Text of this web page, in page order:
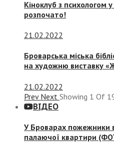
Кіноклуб з психологом
розпочато!
21.02.2022
Броварська міська
на художню виставку
21.02.2022
Prev Next Showing 1 Of
ВІДЕО
У Броварах пожежники
палаючої квартири